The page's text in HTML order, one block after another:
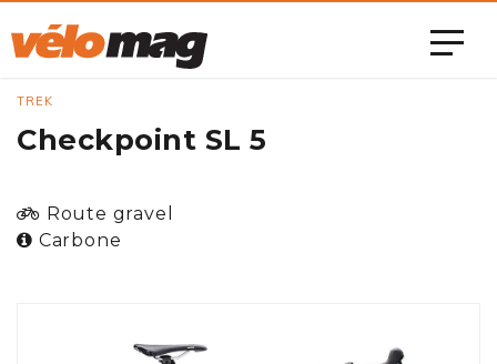
TREK
Checkpoint SL 5
Route gravel
Carbone